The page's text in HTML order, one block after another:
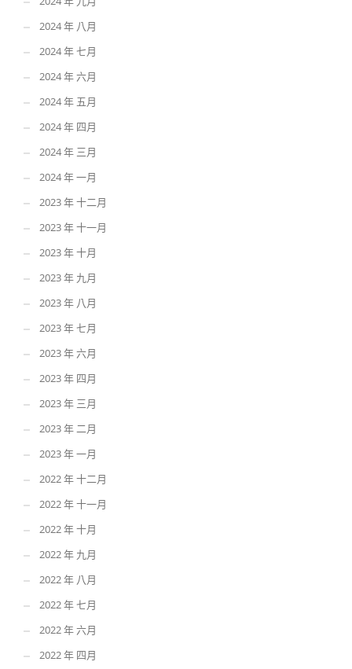
2024 年 八月
2024 年 七月
2024 年 六月
2024 年 五月
2024 年 四月
2024 年 三月
2024 年 一月
2023 年 十二月
2023 年 十一月
2023 年 十月
2023 年 九月
2023 年 八月
2023 年 七月
2023 年 六月
2023 年 四月
2023 年 三月
2023 年 二月
2023 年 一月
2022 年 十二月
2022 年 十一月
2022 年 十月
2022 年 九月
2022 年 八月
2022 年 七月
2022 年 六月
2022 年 四月